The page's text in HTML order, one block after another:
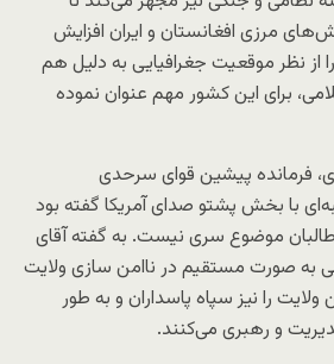
مرزی افغانستان و ایران افزایش
از نظر موقعیت جغرافیایی به دلیل هم
برای این کشور مهم عنوان نموده
فرمانده پیشین قوای سرحدی
با بخش پشتو صدای آمریکا گفته بود
طالبان موضوع سری نیست. به گفته آقای
به صورت مستقیم در ناامن سازی ولایت
را نیز سپاه پاسداران و به طور
و رهبری می‌کنند.